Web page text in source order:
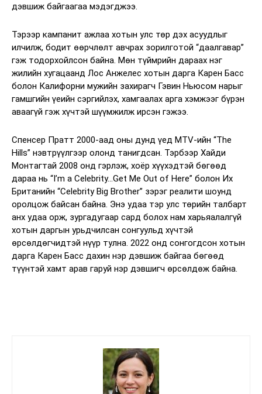
дэвшиж байгаагаа мэдэгджээ.
Тэрээр кампанит ажлаа хотын улс төр дэх асуудлыг
илчилж, бодит өөрчлөлт авчрах зорилготой “даалгавар”
гэж тодорхойлсон байна. Мөн түймрийн дараах нэг
жилийн хугацаанд Лос Анжелес хотын дарга Карен Басс
болон Калифорни мужийн захирагч Гэвин Ньюсом нарыг
гамшгийн үеийн сэргийлэх, хамгаалах арга хэмжээг бүрэн
аваагүй гэж хүчтэй шүүмжилж ирсэн гэжээ.
Спенсер Пратт 2000-аад оны дунд үед MTV-ийн “The
Hills” нэвтрүүлгээр олонд танигдсан. Тэрбээр Хайди
Монтагтай 2008 онд гэрлэж, хоёр хүүхэдтэй бөгөөд
дараа нь “I’m a Celebrity…Get Me Out of Here” болон Их
Британийн “Celebrity Big Brother” зэрэг реалити шоунд
оролцож байсан байна. Энэ удаа тэр улс төрийн талбарт
анх удаа орж, зургадугаар сард болох нам харьяалалгүй
хотын даргын урьдчилсан сонгуульд хүчтэй
өрсөлдөгчидтэй нүүр тулна. 2022 онд сонгогдсон хотын
дарга Карен Басс дахин нэр дэвшиж байгаа бөгөөд
түүнтэй хамт арав гаруй нэр дэвшигч өрсөлдөж байна.